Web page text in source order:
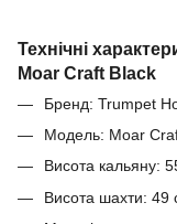
Технічні
Moar Craft Black
Бренд: Trumpet
Модель: Moar
Висота кальяну:
Висота шахти: 49